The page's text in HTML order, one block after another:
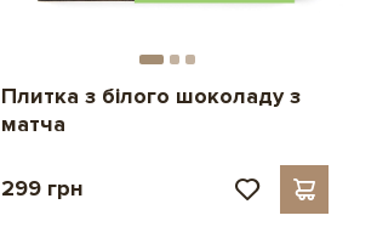
Плитка з білого шоколаду з
матча
299 грн